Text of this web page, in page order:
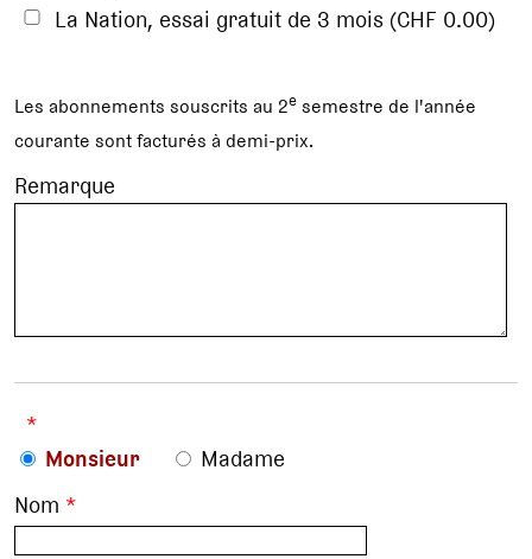
La Nation, essai gratuit de 3 mois (CHF 0.00)
Les abonnements souscrits au 2e semestre de l'année
courante sont facturés à demi-prix.
Remarque
*
Monsieur
Madame
Nom *